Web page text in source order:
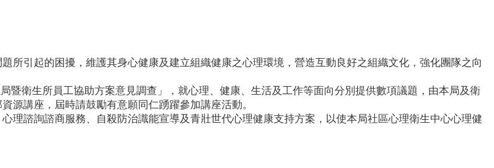
所引起的困擾，維護其身心健康及建立組織健康之心理環境，營造互動良好之組織文化，強化團隊之向
暨衛生所員工協助方案意見調查」，就心理、健康、生活及工作等面向分別提供數項議題，由本局及衛
源講座，屆時請鼓勵有意願同仁踴躍參加講座活動。
理諮詢諮商服務、自殺防治識能宣導及青壯世代心理健康支持方案，以使本局社區心理衛生中心心理健